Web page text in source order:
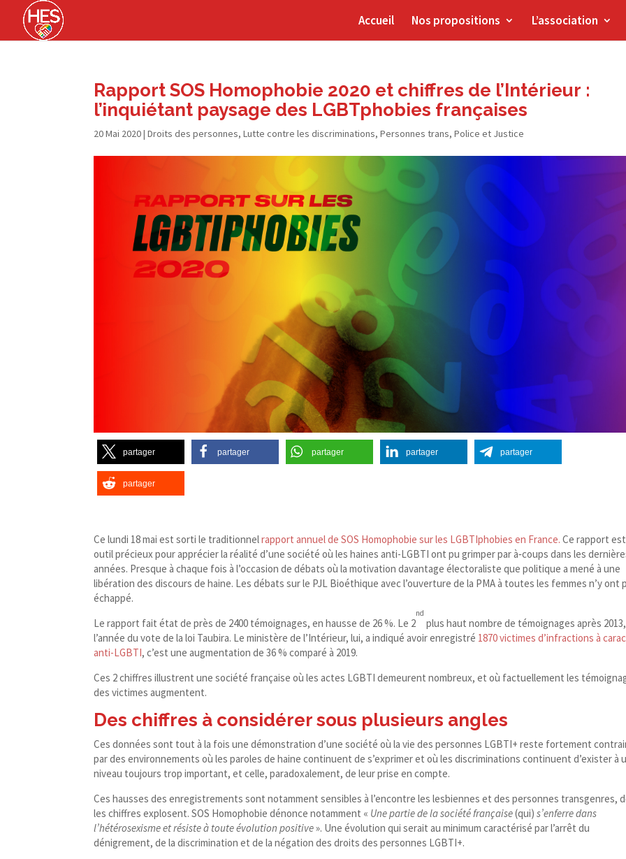
Accueil Nos propositions L’association
Rapport SOS Homophobie 2020 et chiffres de l’Intérieur :
l’inquiétant paysage des LGBTphobies françaises
20 Mai 2020|Droits des personnes,Lutte contre les discriminations,Personnes trans,Police et Justice
partager partager partager partager partager
partager
Ce lundi 18 mai est sorti le traditionnelrapport annuel de SOS Homophobie sur les LGBTIphobies en France. Ce rapport
outil précieux pour apprécier la réalité d’une société où les haines anti-​LGBTI ont pu grimper par à‑coups dans les
années. Presque à chaque fois à l’occasion de débats où la motivation davantage électoraliste que politique a mené à une
libération des discours de haine. Les débats sur le PJL Bioéthique avec l’ouverture de la PMA à toutes les femmes n’y ont
échappé.
Le rapport fait état de près de 2400 témoignages, en hausse de 26 %. Le 2
nd
plus haut nombre de témoignages après 2013,
l’année du vote de la loi Taubira. Le ministère de l’Intérieur, lui, a indiqué avoir enregistré 1870 victimes d’infractions à
anti-​LGBTI, c’est une augmentation de 36 % comparé à 2019.
Ces 2 chiffres illustrent une société française où les actes LGBTI demeurent nombreux, et où factuellement les
des victimes augmentent.
Des chiffres à considérer sous plusieurs angles
Ces données sont tout à la fois une démonstration d’une société où la vie des personnes LGBTI+ reste fortement
par des environnements où les paroles de haine continuent de s’exprimer et où les discriminations continuent d’exister à
niveau toujours trop important, et celle, paradoxalement, de leur prise en compte.
Ces hausses des enregistrements sont notamment sensibles à l’encontre les lesbiennes et des personnes transgenres,
les chiffres explosent. SOS Homophobie dénonce notamment « Une partie de la société française(qui)s’enferre dans
l’hétérosexisme et résiste à toute évolution positive». Une évolution qui serait au minimum caractérisé par l’arrêt du
dénigrement, de la discrimination et de la négation des droits des personnes LGBTI+.